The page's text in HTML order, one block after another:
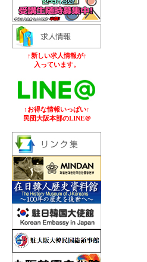
↑新しい求人情報が↑
入っています。
↑お得な情報いっぱい↑
民団大阪本部のLINE＠